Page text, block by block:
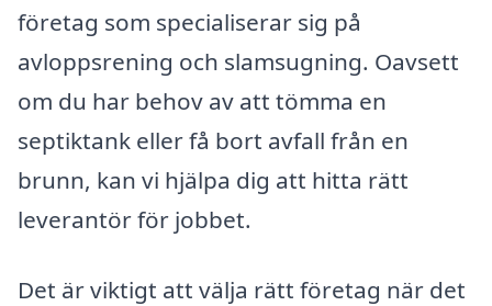
företag som specialiserar sig på
avloppsrening och slamsugning. Oavsett
om du har behov av att tömma en
septiktank eller få bort avfall från en
brunn, kan vi hjälpa dig att hitta rätt
leverantör för jobbet.
Det är viktigt att välja rätt företag när det